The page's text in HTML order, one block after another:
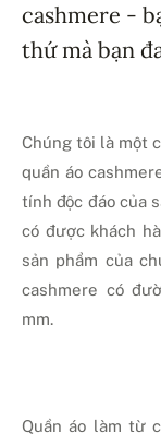
cashmere -
thứ mà bạn
Chúng tôi là một
quần áo
tính độc đáo của
có được khách
sản phẩm của
cashmere có
mm.
Quần áo làm từ